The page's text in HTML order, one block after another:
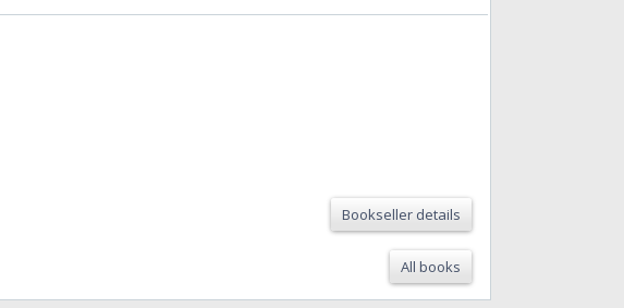
Bookseller details
All books